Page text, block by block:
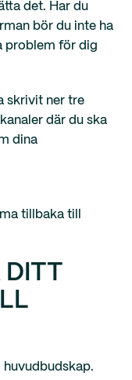
det. Har du
bör du inte ha
problem för dig
skrivit ner tre
där du ska
dina
tillbaka till
DITT
huvudbudskap.